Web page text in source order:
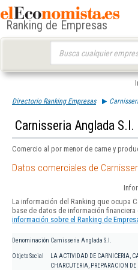
Ranking de Empresas
Directorio Ranking Empresas
Carnisseria Anglada S.l.
Comercio al por menor de carne y
Datos comerciales de
La información del Ranking que ocupa
base de datos de información financiera
información sobre el Ranking de
Denominación Carnisseria Anglada S.l.
Objeto Social
LA ACTIVIDAD DE CARNICERIA,
CHARCUTERIA, PREPARACION